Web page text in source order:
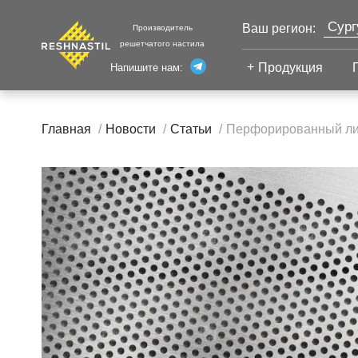
Производитель
решетчатого настила
Напишите нам:
Ваш регион:
Продукция
Настил с
противоскольжением
Настил для стеллажей
Настил для морских
платформ
Главная Новости Статьи Перфорированный